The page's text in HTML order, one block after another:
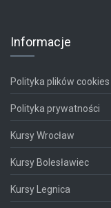
Informacje
Polityka plików cookies
Polityka prywatności
Kursy Wrocław
Kursy Bolesławiec
Kursy Legnica